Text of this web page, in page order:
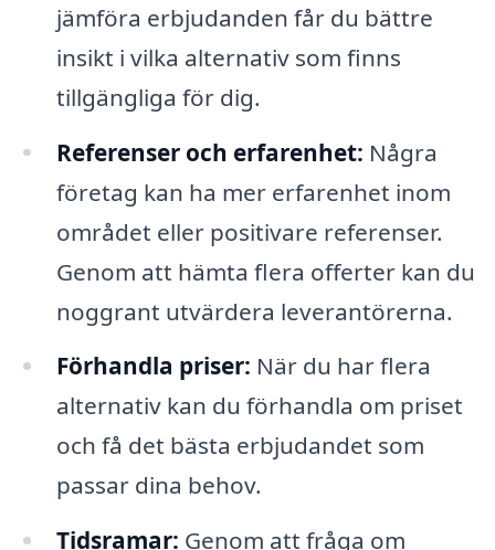
jämföra erbjudanden får du bättre
insikt i vilka alternativ som finns
tillgängliga för dig.
Referenser och erfarenhet: Några
företag kan ha mer erfarenhet inom
området eller positivare referenser.
Genom att hämta flera offerter kan du
noggrant utvärdera leverantörerna.
Förhandla priser: När du har flera
alternativ kan du förhandla om priset
och få det bästa erbjudandet som
passar dina behov.
Tidsramar: Genom att fråga om